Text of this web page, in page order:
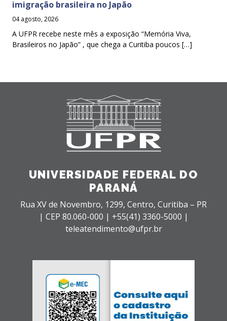
imigração brasileira no Japão
04 agosto, 2026
A UFPR recebe neste mês a exposição “Memória Viva,
Brasileiros no Japão” , que chega a Curitiba poucos […]
UNIVERSIDADE FEDERAL DO
PARANÁ
Rua XV de Novembro, 1299, Centro, Curitiba – PR
| CEP 80.060-000 | +55(41) 3360-5000 |
teleatendimento@ufpr.br